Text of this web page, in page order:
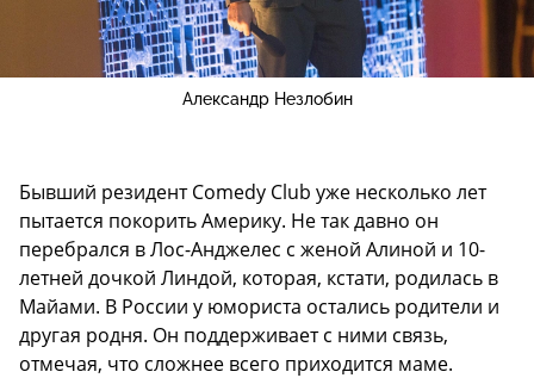
Александр Незлобин
Бывший резидент Comedy Club уже несколько лет
пытается покорить Америку. Не так давно он
перебрался в Лос-Анджелес с женой Алиной и 10-
летней дочкой Линдой, которая, кстати, родилась в
Майами. В России у юмориста остались родители и
другая родня. Он поддерживает с ними связь,
отмечая, что сложнее всего приходится маме.